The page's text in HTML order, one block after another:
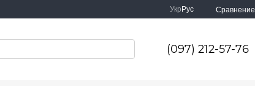
УкрРус Сравнение
(097) 212-57-76